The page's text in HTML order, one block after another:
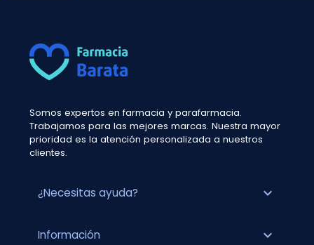
Somos expertos en farmacia y parafarmacia.
Trabajamos para las mejores marcas. Nuestra mayor
prioridad es la atención personalizada a nuestros
clientes.
¿Necesitas ayuda? expand_more
Información expand_more